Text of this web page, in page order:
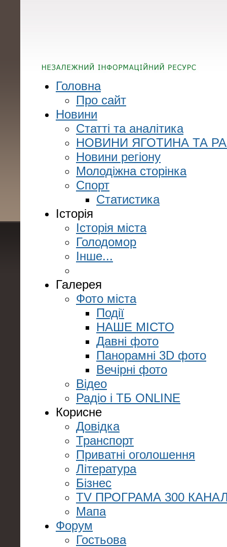
Головна
Про сайт
Новини
Статті та аналітика
НОВИНИ ЯГОТИНА ТА
Новини регіону
Молодіжна сторінка
Спорт
Статистика
Історія
Історія міста
Голодомор
Інше...
Галерея
Фото міста
Події
НАШЕ МІСТО
Давні фото
Панорамні 3D фото
Вечірні фото
Відео
Радіо і ТБ ONLINE
Корисне
Довідка
Транспорт
Приватні оголошення
Література
Бізнес
TV ПРОГРАМА 300
Мапа
Форум
Гостьова